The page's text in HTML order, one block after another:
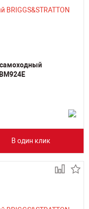
В один клик